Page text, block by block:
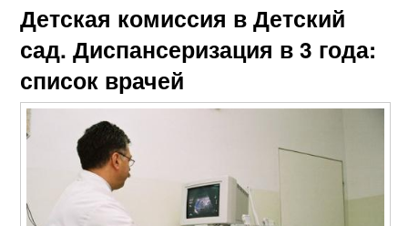
Детская комиссия в Детский
сад. Диспансеризация в 3 года:
список врачей